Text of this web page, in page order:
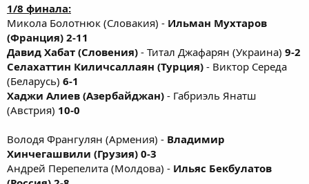
1/8 финала:
Микола Болотнюк (Словакия) - Ильман Мухтаров
(Франция) 2-11
Давид Хабат (Словения) - Титал Джафарян (Украина) 9-2
Селахаттин Киличсаллаян (Турция) - Виктор Середа
(Беларусь) 6-1
Хаджи Алиев (Азербайджан) - Габриэль Янатш
(Австрия) 10-0
Володя Франгулян (Армения) - Владимир
Хинчегашвили (Грузия) 0-3
Андрей Перепелита (Молдова) - Ильяс Бекбулатов